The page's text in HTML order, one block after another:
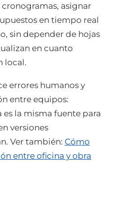
asignar
en tiempo real
sin depender de hojas
en cuanto
local.
errores humanos y
entre equipos:
la misma fuente para
versiones
Ver también: Cómo
entre oficina y obra